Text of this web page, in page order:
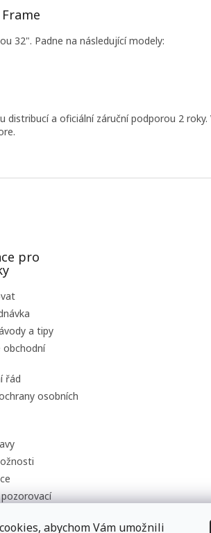
abychom Vám umožnili
32". Padne na následující modely:
distribucí a oficiální záruční podporou 2
pro
a tipy
obchodní
řád
osobních